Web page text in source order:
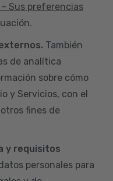
- Sus preferencias
También
de analítica
sobre cómo
y Servicios, con el
fines de
y requisitos
personales para